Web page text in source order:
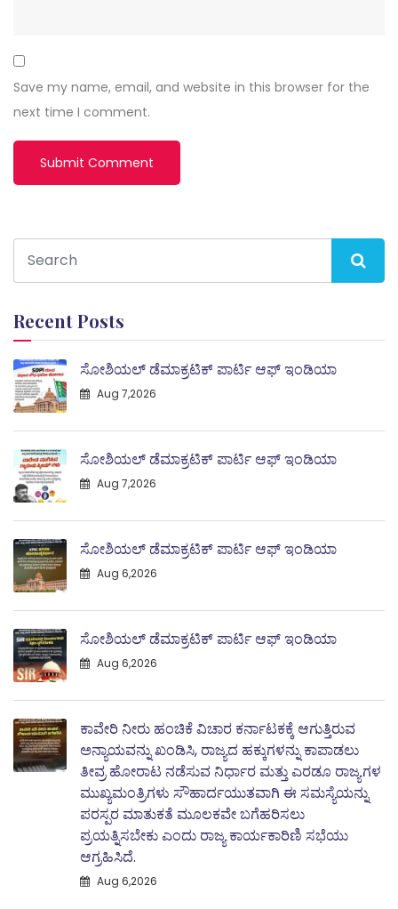
Save my name, email, and website in this browser for the
next time I comment.
Recent Posts
ಸೋಶಿಯಲ್ ಡೆಮಾಕ್ರಟಿಕ್ ಪಾರ್ಟಿ ಆಫ್ ಇಂಡಿಯಾ
Aug 7,2026
ಸೋಶಿಯಲ್ ಡೆಮಾಕ್ರಟಿಕ್ ಪಾರ್ಟಿ ಆಫ್ ಇಂಡಿಯಾ
Aug 7,2026
ಸೋಶಿಯಲ್ ಡೆಮಾಕ್ರಟಿಕ್ ಪಾರ್ಟಿ ಆಫ್ ಇಂಡಿಯಾ
Aug 6,2026
ಸೋಶಿಯಲ್ ಡೆಮಾಕ್ರಟಿಕ್ ಪಾರ್ಟಿ ಆಫ್ ಇಂಡಿಯಾ
Aug 6,2026
ಕಾವೇರಿ ನೀರು ಹಂಚಿಕೆ ವಿಚಾರ ಕರ್ನಾಟಕಕ್ಕೆ ಆಗುತ್ತಿರುವ
ಅನ್ಯಾಯವನ್ನು ಖಂಡಿಸಿ, ರಾಜ್ಯದ ಹಕ್ಕುಗಳನ್ನು ಕಾಪಾಡಲು
ತೀವ್ರ ಹೋರಾಟ ನಡೆಸುವ ನಿರ್ಧಾರ ಮತ್ತು ಎರಡೂ ರಾಜ್ಯಗಳ
ಮುಖ್ಯಮಂತ್ರಿಗಳು ಸೌಹಾರ್ದಯುತವಾಗಿ ಈ ಸಮಸ್ಯೆಯನ್ನು
ಪರಸ್ಪರ ಮಾತುಕತೆ ಮೂಲಕವೇ ಬಗೆಹರಿಸಲು
ಪ್ರಯತ್ನಿಸಬೇಕು ಎಂದು ರಾಜ್ಯ ಕಾರ್ಯಕಾರಿಣಿ ಸಭೆಯು
ಆಗ್ರಹಿಸಿದೆ.
Aug 6,2026